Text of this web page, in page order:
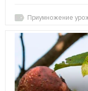
Приумножение